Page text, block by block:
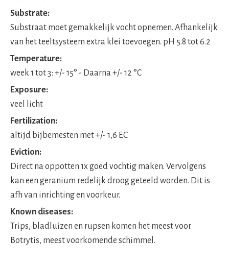
Substrate:
Substraat moet gemakkelijk vocht opnemen. Afhankelijk
van het teeltsysteem extra klei toevoegen. pH 5.8 tot 6.2
Temperature:
week 1 tot 3: +/- 15° - Daarna +/- 12 °C
Exposure:
veel licht
Fertilization:
altijd bijbemesten met +/- 1,6 EC
Eviction:
Direct na oppotten 1x goed vochtig maken. Vervolgens
kan een geranium redelijk droog geteeld worden. Dit is
afh van inrichting en voorkeur.
Known diseases:
Trips, bladluizen en rupsen komen het meest voor.
Botrytis, meest voorkomende schimmel.